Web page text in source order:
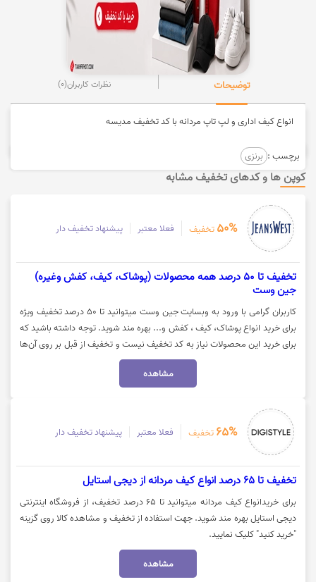
توضیحات نظرات کاربران(0)
انواع کیف اداری و لپ تاپ مردانه با کد تخفیف مدیسه
برچسب : برنزی
کوپن ها و کدهای تخفیف مشابه
50% تخفیف فعلا معتبر پیشنهاد تخفیف دار
تخفیف تا 50 درصد همه محصولات (پوشاک، کیف، کفش وغیره)
جین وست
کاربران گرامی با ورود به وبسایت جین وست میتوانید تا 50 درصد تخفیف ویژه
برای خرید انواع پوشاک، کیف ، کفش و... بهره مند شوید. توجه داشته باشید که
برای خرید این محصولات نیاز به کد تخفیف نیست و تخفیف از قبل بر روی آن‌ها
اعمال شده است. جهت مشاهده این محصولات بر روی گزینه "خرید کنید" کلیک
مشاهده
65% تخفیف فعلا معتبر پیشنهاد تخفیف دار
تخفیف تا 65 درصد انواع کیف مردانه از دیجی استایل
برای خریدانواع کیف مردانه میتوانید تا 65 درصد تخفیف، از فروشگاه اینترنتی
دیجی استایل بهره مند شوید. جهت استفاده از تخفیف و مشاهده کالا روی گزینه
"خرید کنید" کلیک نمایید.
مشاهده